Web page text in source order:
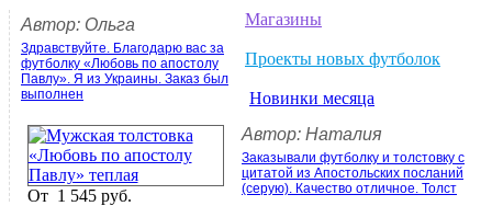
Магазины
Проекты новых футболок
Новинки месяца
От 1 545 руб.
Автор: Ольга
Здравствуйте. Благодарю вас за
футболку «Любовь по апостолу
Павлу». Я из Украины. Заказ был
выполнен
Автор: Наталия
Заказывали футболку и толстовку с
цитатой из Апостольских посланий
(серую). Качество отличное. Толст